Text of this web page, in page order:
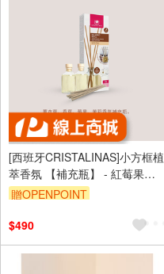
[西班牙CRISTALINAS]小方框植
萃香氛 【補充瓶】 - 紅莓果
(30ml *2)
贈OPENPOINT
$490